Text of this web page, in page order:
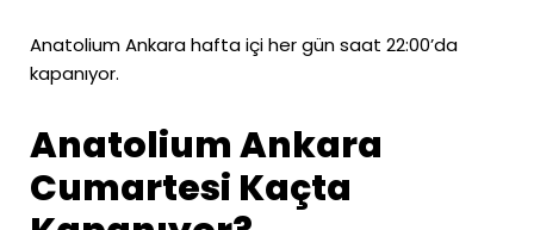
Anatolium Ankara hafta içi her gün saat 22:00’da
kapanıyor.
Anatolium Ankara
Cumartesi Kaçta